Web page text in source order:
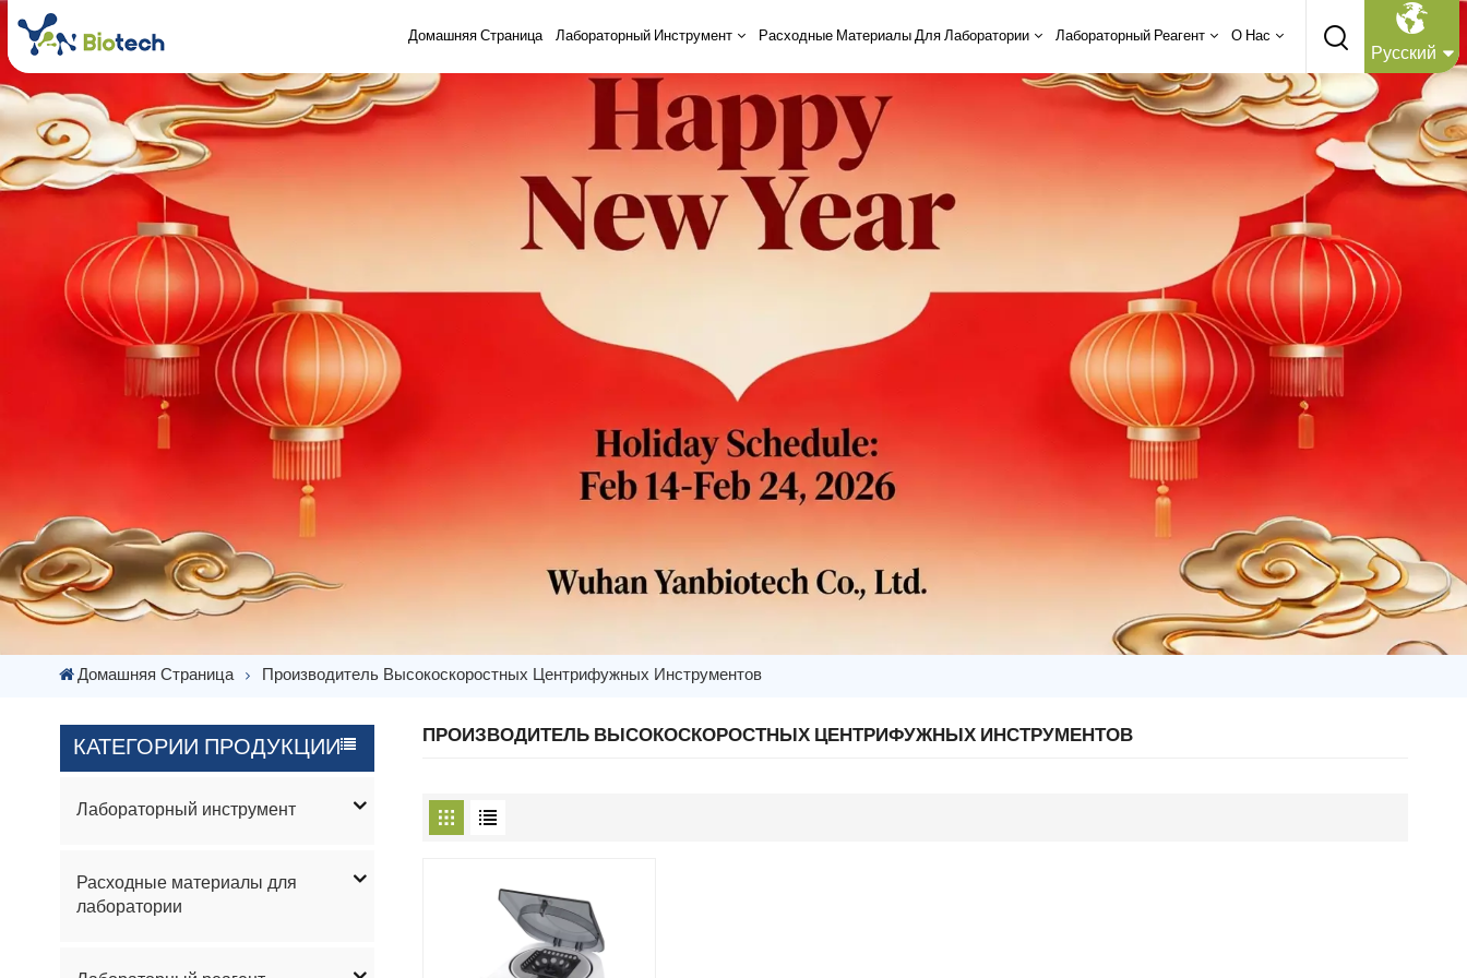
Домашняя Страница Лабораторный Инструмент Расходные Материалы Для Лаборатории Лабораторный Реагент О Нас
Русский
English
Русский
Español
Домашняя Страница Производитель Высокоскоростных Центрифужных Инструментов
КАТЕГОРИИ ПРОДУКЦИИ
Лабораторный инструмент
Расходные материалы для
лаборатории
ПРОИЗВОДИТЕЛЬ ВЫСОКОСКОРОСТНЫХ ЦЕНТРИФУЖНЫХ ИНСТРУМЕНТОВ